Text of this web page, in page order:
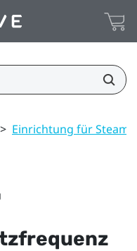
> Einrichtung für